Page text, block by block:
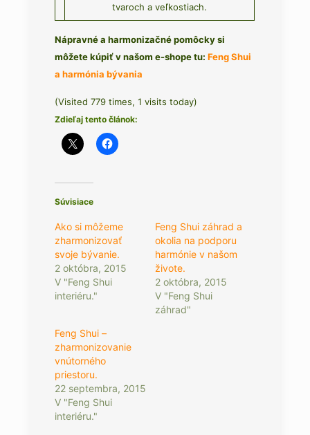
tvaroch a veľkostiach.
Nápravné a harmonizačné pomôcky si
môžete kúpiť v našom e-shope tu: Feng Shui
a harmónia bývania
(Visited 779 times, 1 visits today)
Zdieľaj tento článok:
Súvisiace
Ako si môžeme
zharmonizovať
svoje bývanie.
2 októbra, 2015
V "Feng Shui
interiéru."
Feng Shui záhrad a
okolia na podporu
harmónie v našom
živote.
2 októbra, 2015
V "Feng Shui
záhrad"
Feng Shui –
zharmonizovanie
vnútorného
priestoru.
22 septembra, 2015
V "Feng Shui
interiéru."